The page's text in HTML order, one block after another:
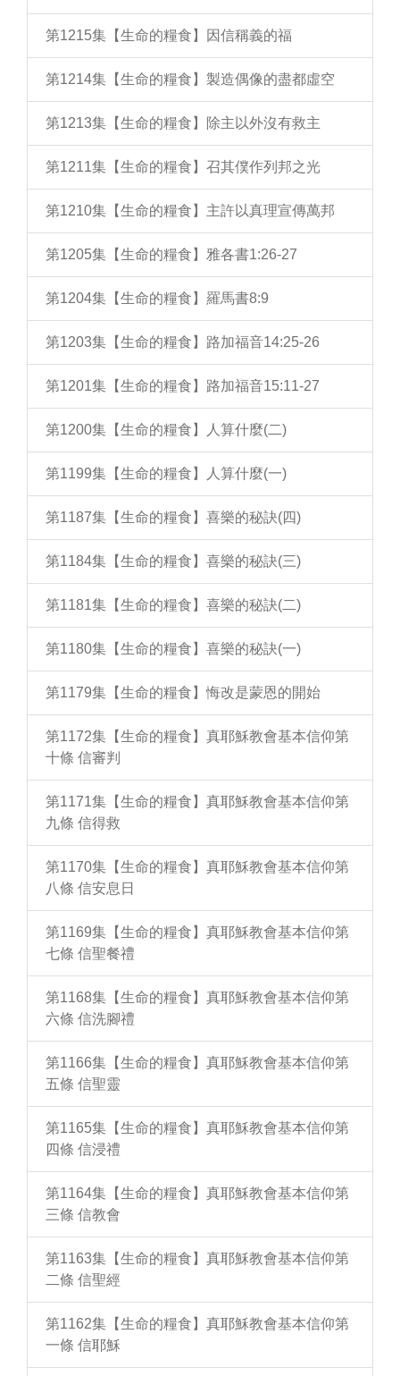
第1215集【生命的糧食】因信稱義的福
第1214集【生命的糧食】製造偶像的盡都虛空
第1213集【生命的糧食】除主以外沒有救主
第1211集【生命的糧食】召其僕作列邦之光
第1210集【生命的糧食】主許以真理宣傳萬邦
第1205集【生命的糧食】雅各書1:26-27
第1204集【生命的糧食】羅馬書8:9
第1203集【生命的糧食】路加福音14:25-26
第1201集【生命的糧食】路加福音15:11-27
第1200集【生命的糧食】人算什麼(二)
第1199集【生命的糧食】人算什麼(一)
第1187集【生命的糧食】喜樂的秘訣(四)
第1184集【生命的糧食】喜樂的秘訣(三)
第1181集【生命的糧食】喜樂的秘訣(二)
第1180集【生命的糧食】喜樂的秘訣(一)
第1179集【生命的糧食】悔改是蒙恩的開始
第1172集【生命的糧食】真耶穌教會基本信仰第
十條 信審判
第1171集【生命的糧食】真耶穌教會基本信仰第
九條 信得救
第1170集【生命的糧食】真耶穌教會基本信仰第
八條 信安息日
第1169集【生命的糧食】真耶穌教會基本信仰第
七條 信聖餐禮
第1168集【生命的糧食】真耶穌教會基本信仰第
六條 信洗腳禮
第1166集【生命的糧食】真耶穌教會基本信仰第
五條 信聖靈
第1165集【生命的糧食】真耶穌教會基本信仰第
四條 信浸禮
第1164集【生命的糧食】真耶穌教會基本信仰第
三條 信教會
第1163集【生命的糧食】真耶穌教會基本信仰第
二條 信聖經
第1162集【生命的糧食】真耶穌教會基本信仰第
一條 信耶穌